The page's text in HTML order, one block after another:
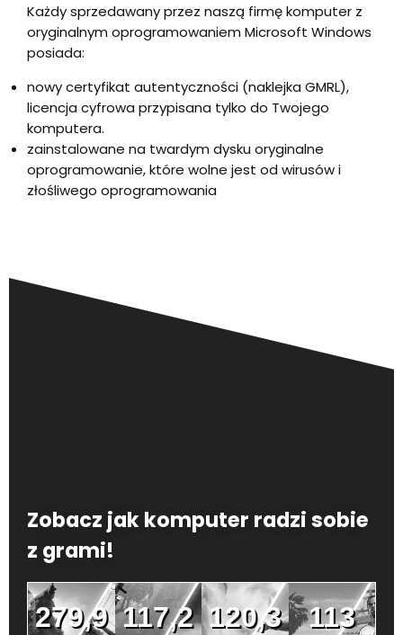
Każdy sprzedawany przez naszą firmę komputer z
oryginalnym oprogramowaniem Microsoft Windows
posiada:
nowy certyfikat autentyczności (naklejka GMRL),
licencja cyfrowa przypisana tylko do Twojego
komputera.
zainstalowane na twardym dysku oryginalne
oprogramowanie, które wolne jest od wirusów i
złośliwego oprogramowania
Zobacz jak komputer radzi sobie
z grami!
279,9 117,2 120,3
113